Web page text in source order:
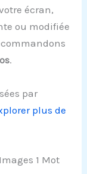
écran,
ou modifiée
.
par
plus de
1 Mot